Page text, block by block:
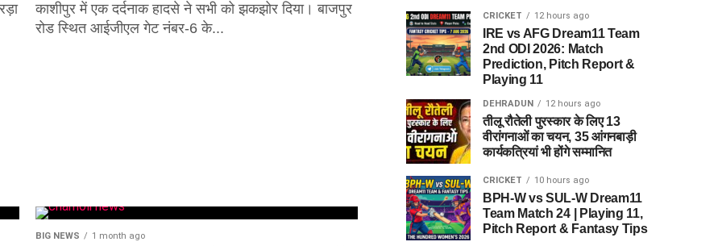
काशीपुर में एक दर्दनाक हादसे ने सभी को झकझोर दिया। बाजपुर
रोड स्थित आईजीएल गेट नंबर-6 के...
BIG NEWS 1 month ago
CRICKET 12 hours ago
IRE vs AFG Dream11 Team
2nd ODI 2026: Match
Prediction, Pitch Report &
Playing 11
DEHRADUN 12 hours ago
तीलू रौतेली पुरस्कार के लिए 13
वीरांगनाओं का चयन, 35 आंगनबाड़ी
कार्यकत्रियां भी होंगे सम्मानित
CRICKET 10 hours ago
BPH-W vs SUL-W Dream11
Team Match 24 | Playing 11,
Pitch Report & Fantasy Tips